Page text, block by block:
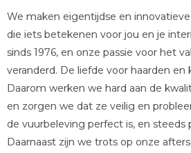
We maken eigentijdse en
die iets betekenen voor jou en je
sinds 1976, en onze passie voor het
veranderd. De liefde voor haarden en
Daarom werken we hard aan de
en zorgen we dat ze veilig en
de vuurbeleving perfect is, en steeds
Daarnaast zijn we trots op onze